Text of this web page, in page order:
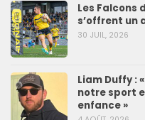
Les Falcons
s’offrent un
30 JUIL, 2026
Liam Duffy :
notre sport
enfance »